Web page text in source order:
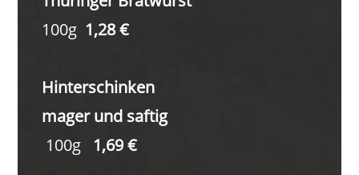
100g 1,28 €
Hinterschinken
mager und saftig
100g
1,69 €